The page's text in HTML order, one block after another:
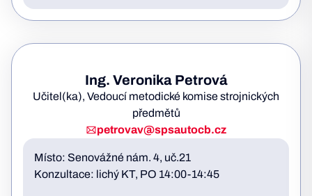
Ing. Veronika Petrová
Učitel(ka), Vedoucí metodické komise strojnických
předmětů
petrovav@spsautocb.cz
Místo: Senovážné nám. 4, uč.21
Konzultace: lichý KT, PO 14:00-14:45